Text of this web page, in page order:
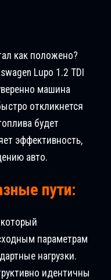
как положено?
Lupo 1.2 TDI
машина
откликнется
будет
эффективность,
авто.
пути:
параметрам
нагрузки.
идентичны